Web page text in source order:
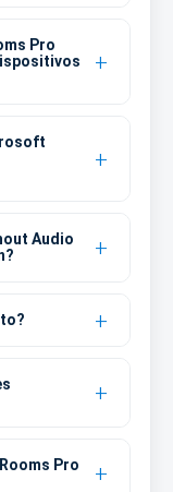
Pro
Audio
Pro